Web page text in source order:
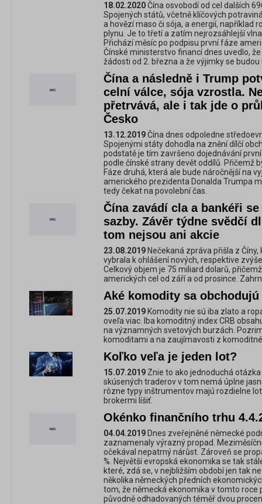
18.02.2020Čína osvobodí od cel dalších
Spojených států, včetně klíčových
a hovězí maso či sója, a energií, například
plynu. Je to třetí a zatím nejrozsáhlejší
Přichází měsíc po podpisu první fáze
Čínské ministerstvo financí dnes uvedlo,
žádosti od 2. března a že výjimky se
Čína a následně i Trump
celní válce, sója vzrostla.
přetrvává, ale i tak jde o
Česko
13.12.2019Čína dnes odpoledne
Spojenými státy dohodla na znění dílčí
podstatě je tím završeno dojednávání
podle čínské strany devět oddílů. Přičemž
Fáze druhá, která ale bude náročnější na
amerického prezidenta Donalda Trumpa
tedy čekat na povolební čas.
Čína zavádí cla a bankéři
sazby. Závěr týdne svědčí
tom nejsou ani akcie
23.08.2019 Nečekaná zpráva přišla z
vybrala k ohlášení nových, respektive
Celkový objem je 75 miliard dolarů,
amerických cel od září a od prosince.
Aké komodity sa obchodujú
25.07.2019 Komodity nie sú iba zlato a
oveľa viac. Iba komoditný index CRB
na významných svetových burzách.
komoditami a na zaujímavosti z
Koľko veľa je jeden lot?
15.07.2019 Znie to ako jednoduchá
skúsených traderov v tom nemá úplne
rôzne typy inštrumentov majú rozdielne
brokermi líšiť.
Okénko finančního trhu
04.04.2019 Dnes zveřejněné německé
zaznamenaly výrazný propad.
očekával nepatrný nárůst. Zároveň se
%. Největší evropská ekonomika se tak
které, zdá se, v nejbližším období jen tak
několika německých předních
tom, že německá ekonomika v tomto roce
původně odhadovaných téměř dvou